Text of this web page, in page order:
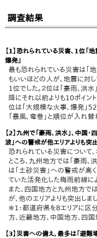
調査結果
【1】恐れられている災害、1位「
爆発」
最も恐れられている災害は「
もいいほどの人が、地震に対
1位でした。２位は「豪雨、
降にそれ以前よりも10ポイン
位は「大規模な火事、爆発」
「暴風、竜巻」と順位が入れ替
【2】九州で「豪雨、洪水」、中国
波」への警戒が他エリアよりも突
恐れられている災害について
ところ、九州地方では「豪雨
は「土砂災害」への警戒が高
ていた活発化した梅雨前線に
また、四国地方と九州地方では
が、他のエリアよりも突出しまし
※1：都道府県を8エリアに区
方、近畿地方、中国地方、四国
【3】災害への備え、最多は「避難